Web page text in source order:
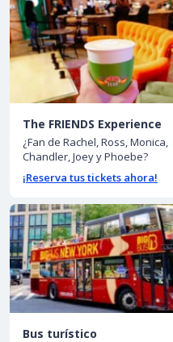
The FRIENDS Experience
¿Fan de Rachel, Ross, Monica,
Chandler, Joey y Phoebe?
¡Reserva tus tickets ahora!
Bus turístico